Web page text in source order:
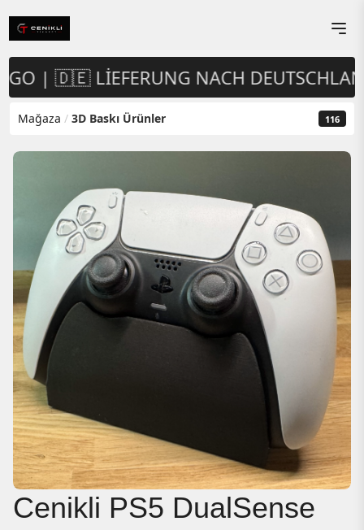
| 🇩🇪 LIEFERUNG NACH DEUTSCHLAND
Mağaza / 3D Baskı Ürünler 116
Cenikli PS5 DualSense